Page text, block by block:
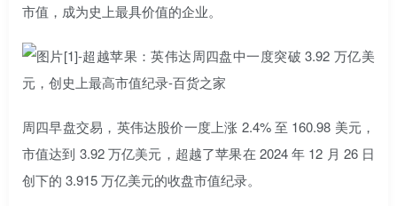
市值，成为史上最具价值的企业。
周四早盘交易，英伟达股价一度上涨 2.4% 至 160.98 美元，
市值达到 3.92 万亿美元，超越了苹果在 2024 年 12 月 26 日
创下的 3.915 万亿美元的收盘市值纪录。